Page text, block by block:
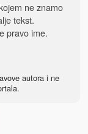
ne znamo
tekst.
pravo ime.
autora i ne